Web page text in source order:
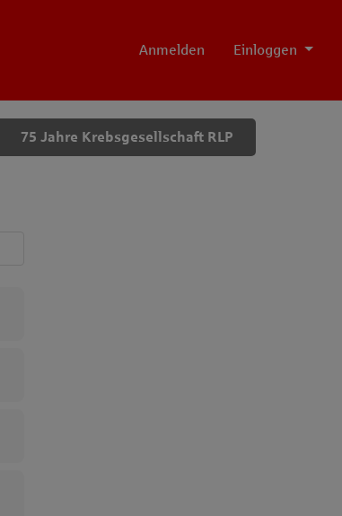
Anmelden Einloggen
75 Jahre Krebsgesellschaft RLP